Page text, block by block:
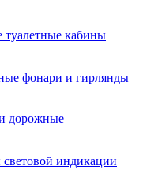
кабины
фонари и гирлянды
дорожные
индикации